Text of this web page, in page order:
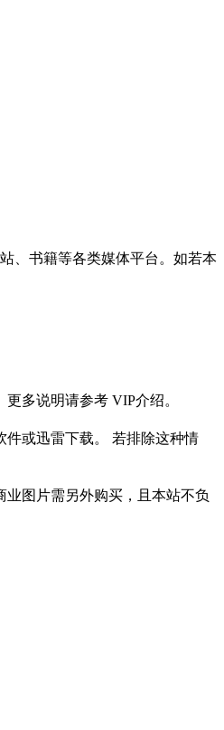
、书籍等各类媒体平台。如若本
多说明请参考 VIP介绍。
件或迅雷下载。 若排除这种情
图片需另外购买，且本站不负